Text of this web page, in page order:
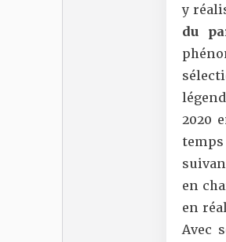
y
du
2020
en
en
Avec